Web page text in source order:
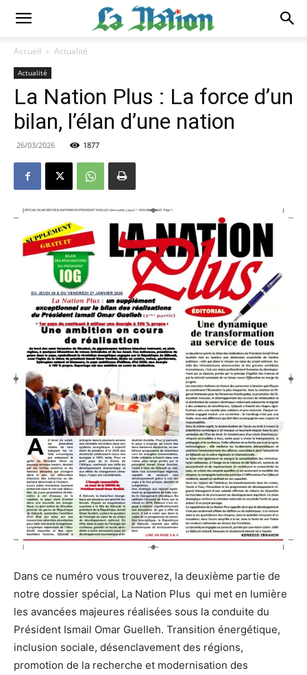
Accueil Actualité
Actualité
La Nation Plus : La force d’un
bilan, l’élan d’une nation
26/03/2026 1877
Dans ce numéro vous trouverez, la deuxième partie de
notre dossier spécial, La Nation Plus qui met en lumière
les avancées majeures réalisées sous la conduite du
Président Ismail Omar Guelleh. Transition énergétique,
inclusion sociale, désenclavement des régions,
promotion de la recherche et modernisation des